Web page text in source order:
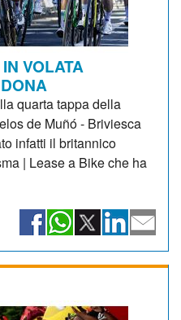
VOLATA
quarta tappa della
de Muñó - Briviesca
infatti il britannico
| Lease a Bike che ha